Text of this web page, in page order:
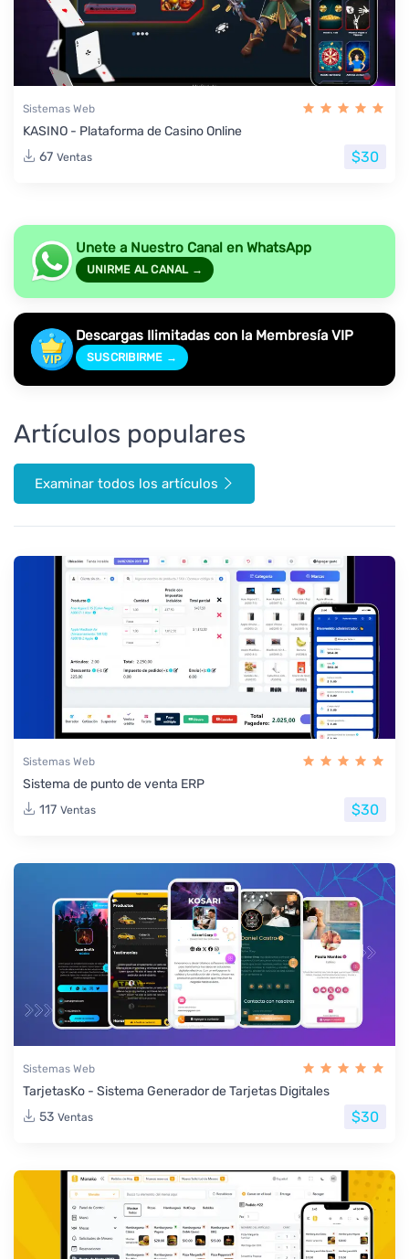
Sistemas Web
KASINO - Plataforma de Casino Online
67 Ventas $30
Unete a Nuestro Canal en WhatsApp
UNIRME AL CANAL →
Descargas Ilimitadas con la Membresía VIP
SUSCRIBIRME →
Artículos populares
Examinar todos los artículos
Sistemas Web
Sistema de punto de venta ERP
117 Ventas $30
Sistemas Web
TarjetasKo - Sistema Generador de Tarjetas Digitales
53 Ventas $30